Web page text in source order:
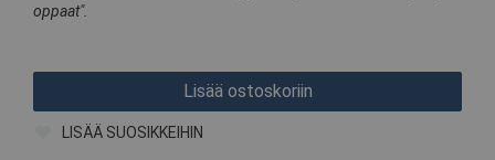
oppaat".
LISÄÄ SUOSIKKEIHIN